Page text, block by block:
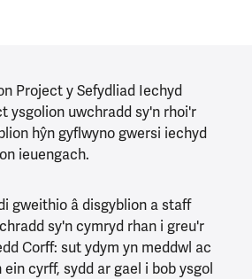
Project y Sefydliad Iechyd
ysgolion uwchradd sy'n rhoi'r
hŷn gyflwyno gwersi iechyd
ieuengach.
gweithio â disgyblion a staff
sy'n cymryd rhan i greu'r
Corff: sut ydym yn meddwl ac
cyrff, sydd ar gael i bob ysgol